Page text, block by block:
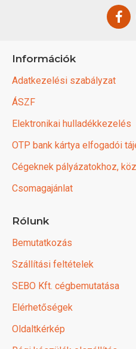
Információk
Adatkezelési szabályzat
ÁSZF
Elektronikai hulladékkezelés
OTP bank kártya elfogadói
Cégeknek pályázatokhoz,
Csomagajánlat
Rólunk
Bemutatkozás
Szállítási feltételek
SEBO Kft. cégbemutatása
Elérhetőségek
Oldaltkérkép